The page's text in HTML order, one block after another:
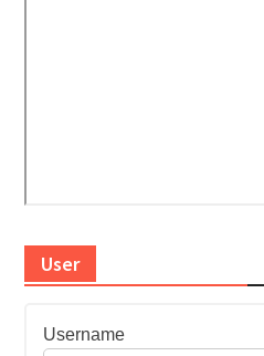
User
Username